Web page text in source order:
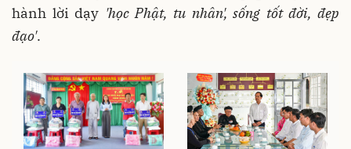
hành lời dạy 'học Phật, tu nhân', sống tốt đời, đẹp
đạo'.